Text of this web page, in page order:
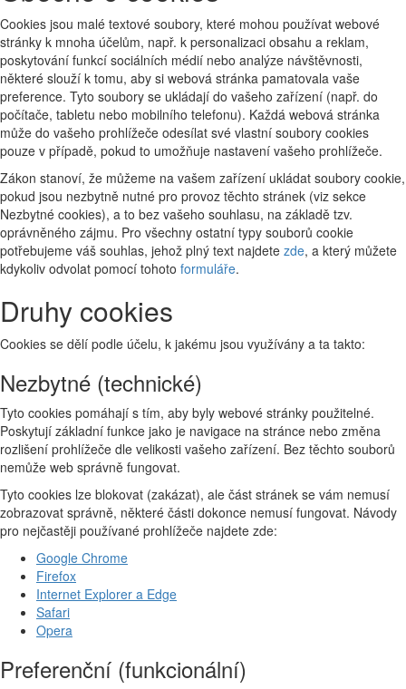
Cookies jsou malé textové soubory, které mohou používat webové
stránky k mnoha účelům, např. k personalizaci obsahu a reklam,
poskytování funkcí sociálních médií nebo analýze návštěvnosti,
některé slouží k tomu, aby si webová stránka pamatovala vaše
preference. Tyto soubory se ukládají do vašeho zařízení (např. do
počítače, tabletu nebo mobilního telefonu). Každá webová stránka
může do vašeho prohlížeče odesílat své vlastní soubory cookies
pouze v případě, pokud to umožňuje nastavení vašeho prohlížeče.
Zákon stanoví, že můžeme na vašem zařízení ukládat soubory cookie,
pokud jsou nezbytně nutné pro provoz těchto stránek (viz sekce
Nezbytné cookies), a to bez vašeho souhlasu, na základě tzv.
oprávněného zájmu. Pro všechny ostatní typy souborů cookie
potřebujeme váš souhlas, jehož plný text najdete zde, a který můžete
kdykoliv odvolat pomocí tohoto formuláře.
Druhy cookies
Cookies se dělí podle účelu, k jakému jsou využívány a ta takto:
Nezbytné (technické)
Tyto cookies pomáhají s tím, aby byly webové stránky použitelné.
Poskytují základní funkce jako je navigace na stránce nebo změna
rozlišení prohlížeče dle velikosti vašeho zařízení. Bez těchto souborů
nemůže web správně fungovat.
Tyto cookies lze blokovat (zakázat), ale část stránek se vám nemusí
zobrazovat správně, některé části dokonce nemusí fungovat. Návody
pro nejčastěji používané prohlížeče najdete zde:
Google Chrome
Firefox
Internet Explorer a Edge
Safari
Opera
Preferenční (funkcionální)